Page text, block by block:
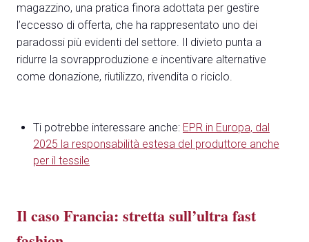
magazzino, una pratica finora adottata per gestire
l’eccesso di offerta, che ha rappresentato uno dei
paradossi più evidenti del settore. Il divieto punta a
ridurre la sovrapproduzione e incentivare alternative
come donazione, riutilizzo, rivendita o riciclo.
Ti potrebbe interessare anche:​​​​​​​ EPR in Europa, dal
2025 la responsabilità estesa del produttore anche
per il tessile
Il caso Francia: stretta sull’ultra fast